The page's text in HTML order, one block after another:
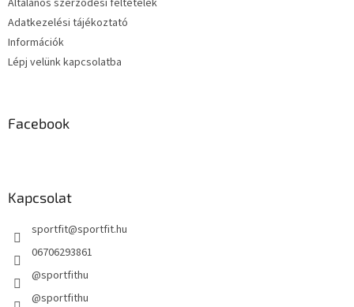
Adatkezelési tájékoztató
Információk
Lépj velünk kapcsolatba
Facebook
Kapcsolat
sportfit@sportfit.hu
06706293861
@sportfithu
@sportfithu